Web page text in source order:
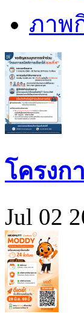
ภาพ
โครงก
Jul 02